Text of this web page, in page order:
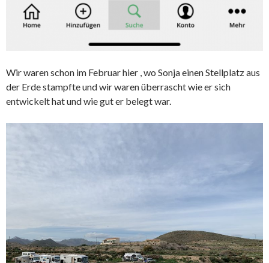
Wir waren schon im Februar hier , wo Sonja einen Stellplatz aus
der Erde stampfte und wir waren überrascht wie er sich
entwickelt hat und wie gut er belegt war.